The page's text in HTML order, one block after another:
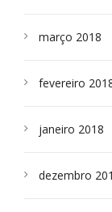
março 2018
fevereiro
janeiro 2018
dezembro